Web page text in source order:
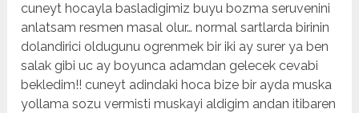
cuneyt hocayla basladigimiz buyu bozma seruvenini
anlatsam resmen masal olur… normal sartlarda birinin
dolandirici oldugunu ogrenmek bir iki ay surer ya ben
salak gibi uc ay boyunca adamdan gelecek cevabi
bekledim!! cuneyt adindaki hoca bize bir ayda muska
yollama sozu vermisti muskayi aldigim andan itibaren